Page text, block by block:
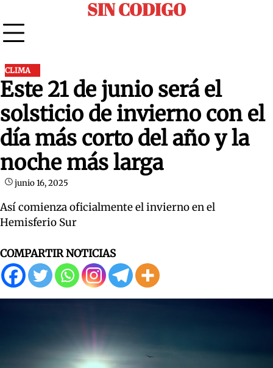
to
content
SIN CODIGO
CLIMA
Este 21 de junio será el
solsticio de invierno con el
día más corto del año y la
noche más larga
junio 16, 2025
Así comienza oficialmente el invierno en el
Hemisferio Sur
COMPARTIR NOTICIAS